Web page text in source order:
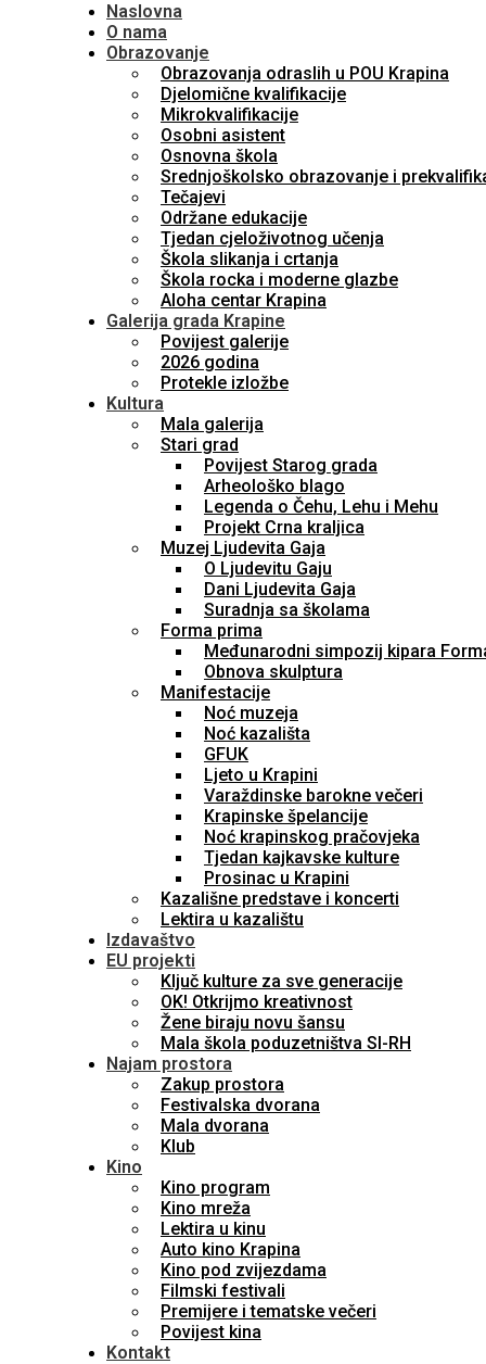
Naslovna
O nama
Obrazovanje
Obrazovanja odraslih u POU Krapina
Djelomične kvalifikacije
Mikrokvalifikacije
Osobni asistent
Osnovna škola
Srednjoškolsko obrazovanje i
Tečajevi
Održane edukacije
Tjedan cjeloživotnog učenja
Škola slikanja i crtanja
Škola rocka i moderne glazbe
Aloha centar Krapina
Galerija grada Krapine
Povijest galerije
2026 godina
Protekle izložbe
Kultura
Mala galerija
Stari grad
Povijest Starog grada
Arheološko blago
Legenda o Čehu, Lehu i Mehu
Projekt Crna kraljica
Muzej Ljudevita Gaja
O Ljudevitu Gaju
Dani Ljudevita Gaja
Suradnja sa školama
Forma prima
Međunarodni simpozij kipara
Obnova skulptura
Manifestacije
Noć muzeja
Noć kazališta
GFUK
Ljeto u Krapini
Varaždinske barokne večeri
Krapinske špelancije
Noć krapinskog pračovjeka
Tjedan kajkavske kulture
Prosinac u Krapini
Kazališne predstave i koncerti
Lektira u kazalištu
Izdavaštvo
EU projekti
Ključ kulture za sve generacije
OK! Otkrijmo kreativnost
Žene biraju novu šansu
Mala škola poduzetništva SI-RH
Najam prostora
Zakup prostora
Festivalska dvorana
Mala dvorana
Klub
Kino
Kino program
Kino mreža
Lektira u kinu
Auto kino Krapina
Kino pod zvijezdama
Filmski festivali
Premijere i tematske večeri
Povijest kina
Kontakt